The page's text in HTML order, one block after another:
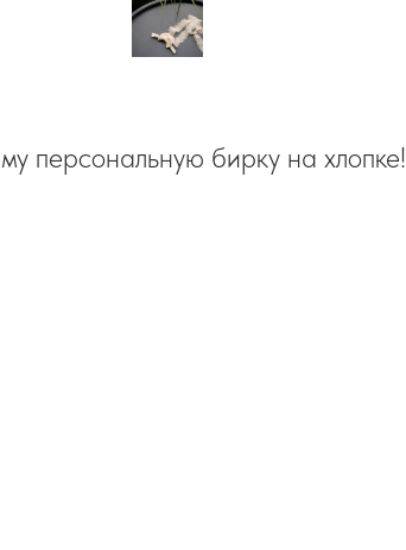
персональную бирку на хлопке!